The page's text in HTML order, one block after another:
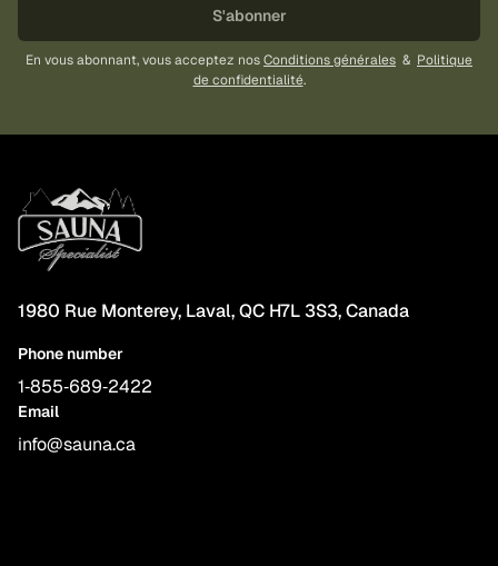
S'abonner
En vous abonnant, vous acceptez nosConditions générales & Politique
de confidentialité.
1980 Rue Monterey, Laval, QC H7L 3S3, Canada
Phone number
1‑855‑689‑2422
Email
info@sauna.ca